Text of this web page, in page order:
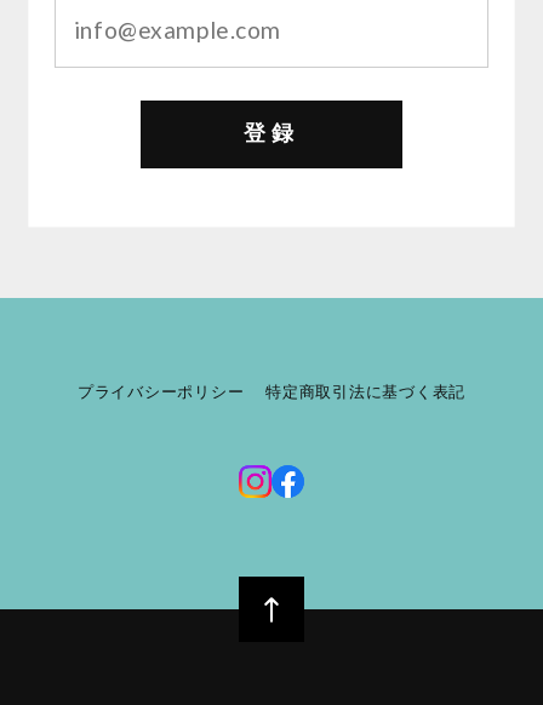
登録
プライバシーポリシー 特定商取引法に基づく表記